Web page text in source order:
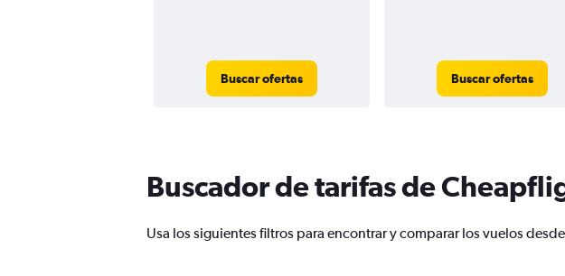
Buscar ofertas Buscar ofertas
Buscador de tarifas de
Usa los siguientes filtros para encontrar y comparar los vuelos